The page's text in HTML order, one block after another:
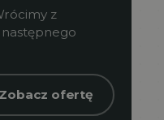
z
Zobacz ofertę